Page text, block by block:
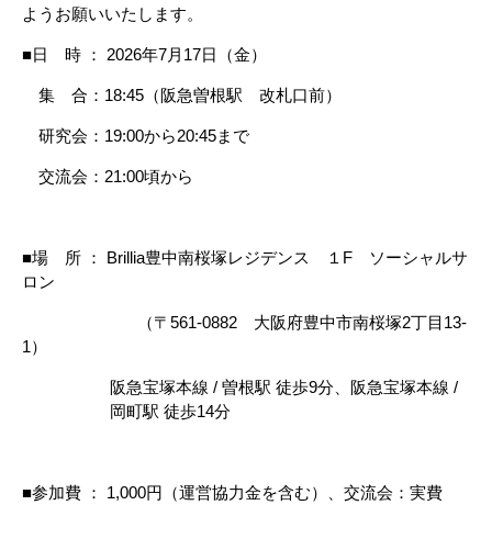
ようお願いいたします。
■日 時 ： 2026年7月17日（金）
集 合：18:45（阪急曽根駅 改札口前）
研究会：19:00から20:45まで
交流会：21:00頃から
■場 所 ： Brillia豊中南桜塚レジデンス １F ソーシャルサ
ロン
（〒561-0882 大阪府豊中市南桜塚2丁目13-
1）
阪急宝塚本線 / 曽根駅 徒歩9分、阪急宝塚本線 /
岡町駅 徒歩14分
■参加費 ： 1,000円（運営協力金を含む）、交流会：実費